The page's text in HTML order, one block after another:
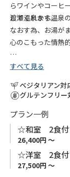
らワインやコーヒ
してくれます。
渡瀬温泉から温泉
なおす為、お湯が
心のこもった情熱
すべて見る
ベジタリアン対
グルテンフリー
プラン一例
☆和室 2食付
26,400円 ～
☆洋室 2食付
27,500円 ～